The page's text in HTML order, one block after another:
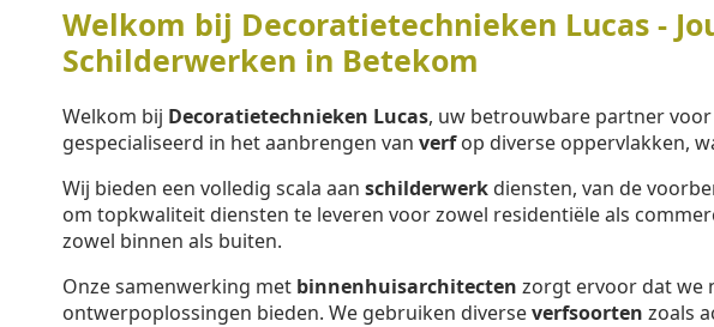
Welkom bij Decoratietechnieken Lucas -
Schilderwerken in Betekom
Welkom bij Decoratietechnieken Lucas, uw betrouwbare partner
gespecialiseerd in het aanbrengen van verfop diverse oppervlakken,
Wij bieden een volledig scala aan schilderwerk diensten, van de
om topkwaliteit diensten te leveren voor zowel residentiële als
zowel binnen als buiten.
Onze samenwerking met binnenhuisarchitecten zorgt ervoor dat we
ontwerpoplossingen bieden. We gebruiken diverseverfsoorten zoals